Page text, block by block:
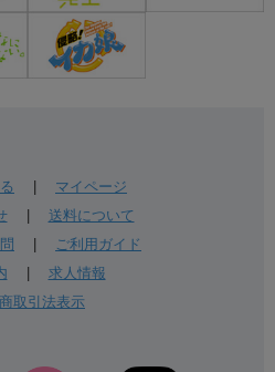
マイページ
| 送料について
ご利用ガイド
求人情報
取引法表示